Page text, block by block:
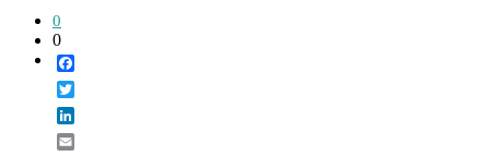
0
0